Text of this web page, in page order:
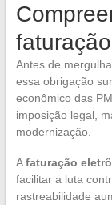
Antes de
essa obrigação
econômico das
imposição legal,
modernização.
Afaturação
facilitar a luta
rastreabilidade